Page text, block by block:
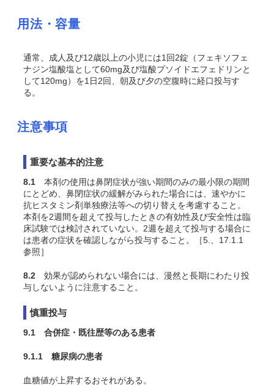
用法・容量
通常、成人及び12歳以上の小児には1回2錠（フェキソフェ
ナジン塩酸塩として60mg及び塩酸プソイドエフェドリンと
して120mg）を1日2回、朝及び夕の空腹時に経口投与す
る。
注意事項
重要な基本的注意
8.1 本剤の使用は鼻閉症状が強い期間のみの最小限の期間
にとどめ、鼻閉症状の緩解がみられた場合には、速やかに
抗ヒスタミン剤単独療法等への切り替えを考慮すること。
本剤を2週間を超えて投与したときの有効性及び安全性は臨
床試験では検討されていない。2週を超えて投与する場合に
は患者の症状を確認しながら投与すること。［5.、17.1.1
参照］
8.2 効果が認められない場合には、漫然と長期にわたり投
与しないように注意すること。
慎重投与
9.1 合併症・既往歴等のある患者
9.1.1 糖尿病の患者
血糖値が上昇するおそれがある。